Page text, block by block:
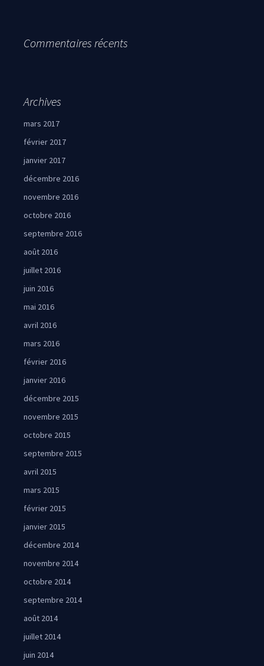
Commentaires récents
Archives
mars 2017
février 2017
janvier 2017
décembre 2016
novembre 2016
octobre 2016
septembre 2016
août 2016
juillet 2016
juin 2016
mai 2016
avril 2016
mars 2016
février 2016
janvier 2016
décembre 2015
novembre 2015
octobre 2015
septembre 2015
avril 2015
mars 2015
février 2015
janvier 2015
décembre 2014
novembre 2014
octobre 2014
septembre 2014
août 2014
juillet 2014
juin 2014